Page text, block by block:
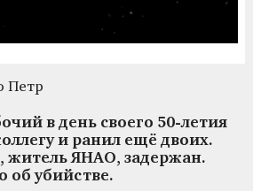
Петр
в день своего 50-летия
и ранил ещё двоих.
житель ЯНАО, задержан.
об убийстве.